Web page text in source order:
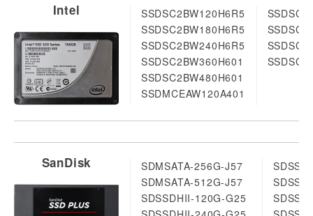
Intel
SSDSC2BW120H6R5
SSDSC2BW180H6R5
SSDSC2BW240H6R5
SSDSC2BW360H601
SSDSC2BW480H601
SSDMCEAW120A401
SanDisk
SDMSATA-256G-J57
SDMSATA-512G-J57
SDSSDHII-120G-G25